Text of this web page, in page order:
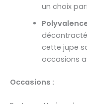
un choix
cette jupe
occasions
Occasions :